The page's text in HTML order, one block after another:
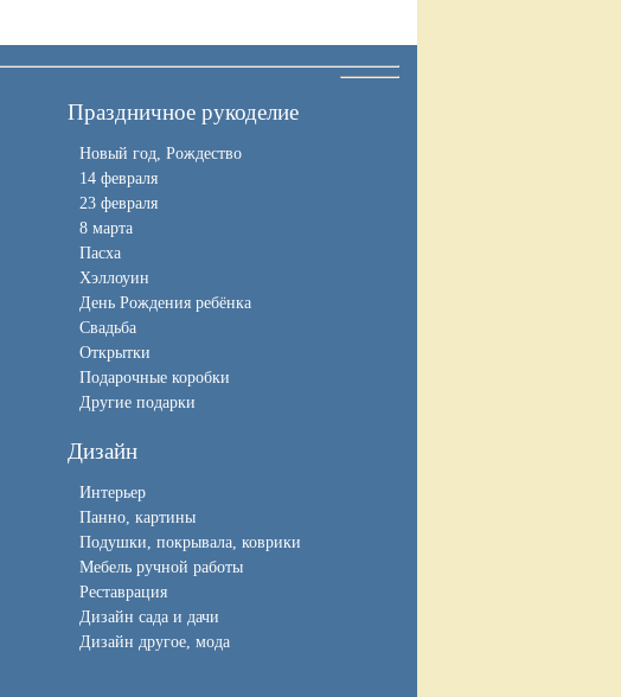
Праздничное рукоделие
Новый год, Рождество
14 февраля
23 февраля
8 марта
Пасха
Хэллоуин
День Рождения ребёнка
Свадьба
Открытки
Подарочные коробки
Другие подарки
Дизайн
Интерьер
Панно, картины
Подушки, покрывала, коврики
Мебель ручной работы
Реставрация
Дизайн сада и дачи
Дизайн другое, мода